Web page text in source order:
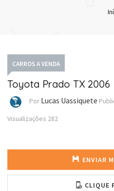
CARROS A VENDA
Toyota Prado TX 2006
Por Lucas Uassiquete
Visualizações 282
ENVIAR
CLIQUE